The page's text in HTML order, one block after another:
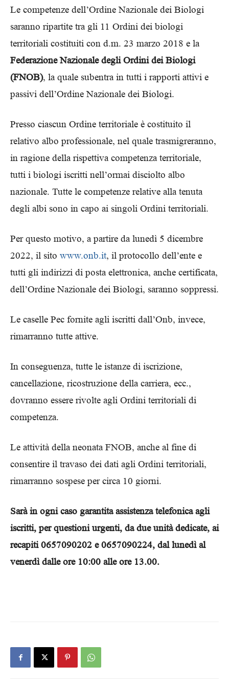
Le competenze dell’Ordine Nazionale dei Biologi
saranno ripartite tra gli 11 Ordini dei biologi
territoriali costituiti con d.m. 23 marzo 2018 e la
Federazione Nazionale degli Ordini dei Biologi
(FNOB), la quale subentra in tutti i rapporti attivi e
passivi dell’Ordine Nazionale dei Biologi.
Presso ciascun Ordine territoriale è costituito il
relativo albo professionale, nel quale trasmigreranno,
in ragione della rispettiva competenza territoriale,
tutti i biologi iscritti nell’ormai disciolto albo
nazionale. Tutte le competenze relative alla tenuta
degli albi sono in capo ai singoli Ordini territoriali.
Per questo motivo, a partire da lunedì 5 dicembre
2022, il sito www.onb.it, il protocollo dell’ente e
tutti gli indirizzi di posta elettronica, anche certificata,
dell’Ordine Nazionale dei Biologi, saranno soppressi.
Le caselle Pec fornite agli iscritti dall’Onb, invece,
rimarranno tutte attive.
In conseguenza, tutte le istanze di iscrizione,
cancellazione, ricostruzione della carriera, ecc.,
dovranno essere rivolte agli Ordini territoriali di
competenza.
Le attività della neonata FNOB, anche al fine di
consentire il travaso dei dati agli Ordini territoriali,
rimarranno sospese per circa 10 giorni.
Sarà in ogni caso garantita assistenza telefonica agli
iscritti, per questioni urgenti, da due unità dedicate, ai
recapiti 0657090202 e 0657090224, dal lunedì al
venerdì dalle ore 10:00 alle ore 13.00.